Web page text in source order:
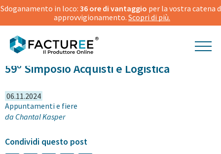
Sdoganamento in loco: 36 ore di vantaggio per la vostra catena
approvvigionamento. Scopri di più.
59º Simposio Acquisti e Logistica
06.11.2024
Appuntamenti e fiere
da Chantal Kasper
Condividi questo post